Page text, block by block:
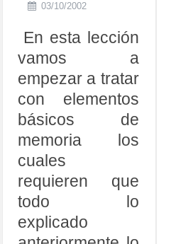
03/10/2002
En esta lección
vamos a
empezar a tratar
con elementos
básicos de
memoria los
cuales
requieren que
todo lo
explicado